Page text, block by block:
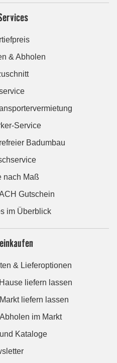
& Abholen
Service
Badumbau
nach Maß
Gutschein
im Überblick
& Lieferoptionen
liefern lassen
liefern lassen
im Markt
Kataloge